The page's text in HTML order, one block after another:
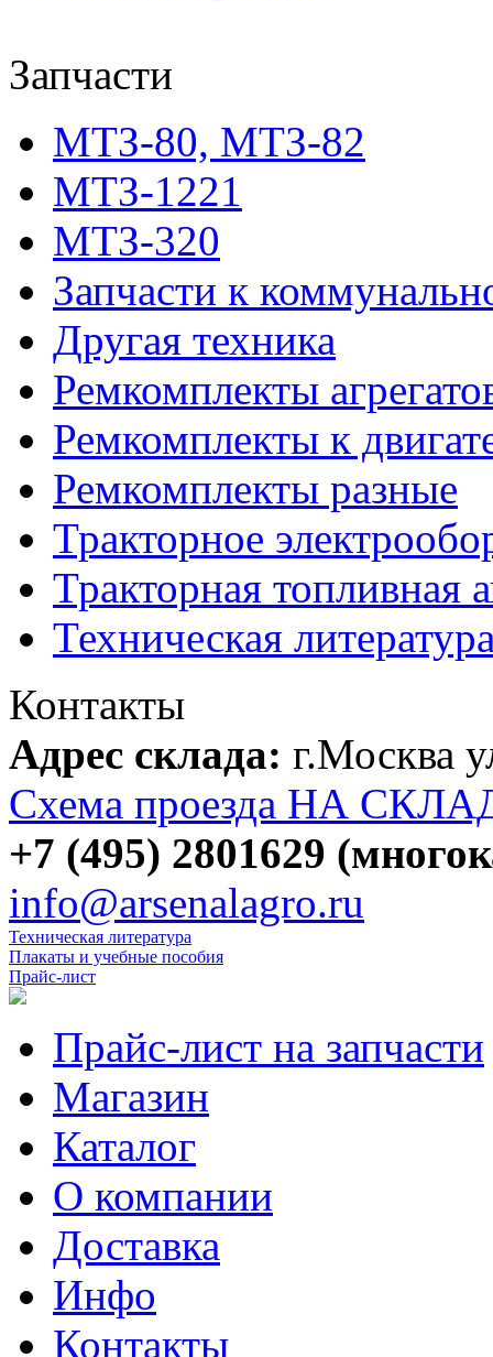
Запчасти
МТЗ-80, МТЗ-82
МТЗ-1221
МТЗ-320
Запчасти к
Другая техника
Ремкомплекты
Ремкомплекты к
Ремкомплекты разные
Тракторное
Тракторная топливная
Техническая
Контакты
Адрес склада: г.Москва
Схема проезда НА
+7 (495) 2801629
info@arsenalagro.ru
Техническая литература
Плакаты и учебные пособия
Прайс-лист
Прайс-лист на запчасти
Магазин
Каталог
О компании
Доставка
Инфо
Контакты